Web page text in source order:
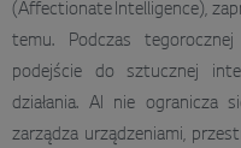
(Affectionate Intelligence),
temu. Podczas
podejście do sztucznej
działania. AI nie ogranicza
zarządza urządzeniami,